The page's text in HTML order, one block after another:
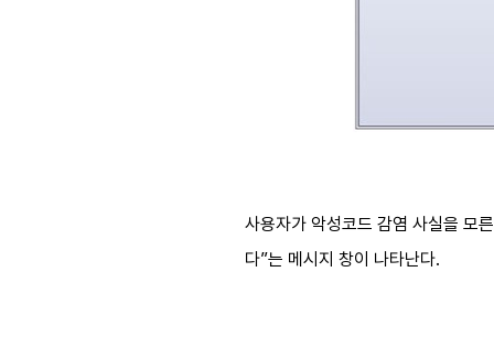
사용자가 악성코드 감염 사실을 모
다”는 메시지 창이 나타난다.